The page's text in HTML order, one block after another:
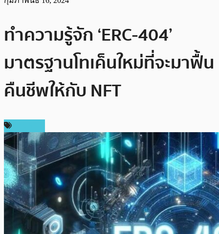
ทำความรู้จัก ‘ERC-404’
มาตรฐานโทเค็นใหม่ที่จะมาฟื้น
คืนชีพให้กับ NFT